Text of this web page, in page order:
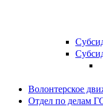
Волонтерское
Отдел по делам